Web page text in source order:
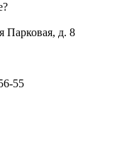
Парковая, д. 8
55